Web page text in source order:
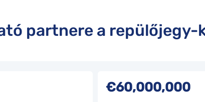
partnere a
€60,000,000